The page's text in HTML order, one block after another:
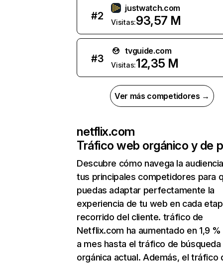
#2
justwatch.com
Visitas:93,57 M
#3
tvguide.com
Visitas:12,35 M
Ver más competidores →
netflix.com
Tráfico web orgánico y de
Descubre cómo navega la
tus principales competidores para
puedas adaptar perfectamente la
experiencia de tu web en cada
recorrido del cliente. tráfico de
Netflix.com ha aumentado en 1,9
a mes hasta el tráfico de búsqueda
orgánica actual. Además, el tráfico